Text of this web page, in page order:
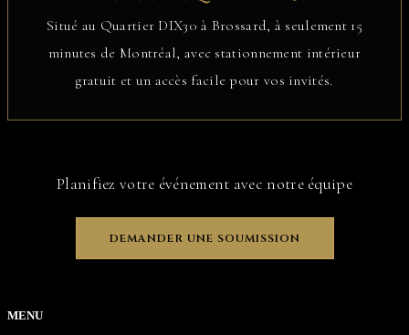
Situé au Quartier DIX30 à Brossard, à seulement 15
minutes de Montréal, avec stationnement intérieur
gratuit et un accès facile pour vos invités.
Planifiez votre événement avec notre équipe
DEMANDER UNE SOUMISSION
MENU